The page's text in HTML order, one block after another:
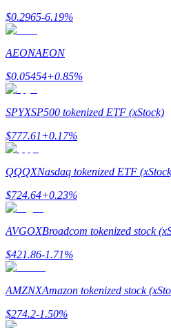
Przewodnik
Przewodnik dla
Strategie handlowe
Dowiedz się, jak zachować
$0.2965-6.19%
AEONAEON
$0.05454+0.85%
SPYXSP500 tokenized ETF (xStock)
$777.61+0.17%
QQQXNasdaq tokenized ETF
$724.64+0.23%
AVGOXBroadcom tokenized stock
$421.86-1.71%
AMZNXAmazon tokenized stock
$274.2-1.50%